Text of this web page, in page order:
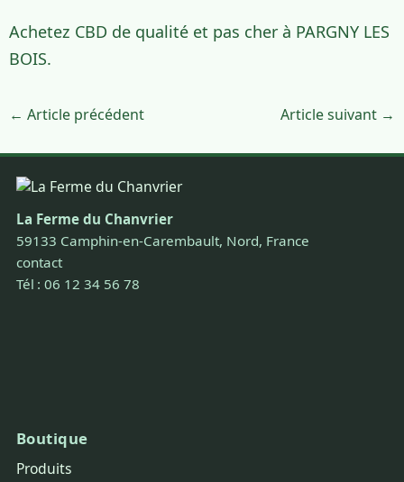
Achetez CBD de qualité et pas cher à PARGNY LES
BOIS.
← Article précédent Article suivant →
La Ferme du Chanvrier
59133 Camphin-en-Carembault, Nord, France
contact
Tél : 06 12 34 56 78
Boutique
Produits